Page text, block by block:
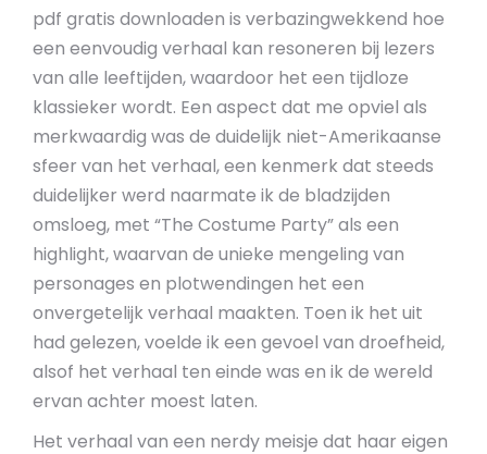
pdf gratis downloaden is verbazingwekkend hoe
een eenvoudig verhaal kan resoneren bij lezers
van alle leeftijden, waardoor het een tijdloze
klassieker wordt. Een aspect dat me opviel als
merkwaardig was de duidelijk niet-Amerikaanse
sfeer van het verhaal, een kenmerk dat steeds
duidelijker werd naarmate ik de bladzijden
omsloeg, met “The Costume Party” als een
highlight, waarvan de unieke mengeling van
personages en plotwendingen het een
onvergetelijk verhaal maakten. Toen ik het uit
had gelezen, voelde ik een gevoel van droefheid,
alsof het verhaal ten einde was en ik de wereld
ervan achter moest laten.
Het verhaal van een nerdy meisje dat haar eigen